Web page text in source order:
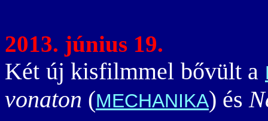
2013. június 19.
Két új kisfilmmel bővült a
vonaton (MECHANIKA) és